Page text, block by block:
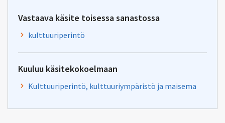
Vastaava käsite toisessa sanastossa
kulttuuriperintö
Kuuluu käsitekokoelmaan
Kulttuuriperintö, kulttuuriympäristö ja maisema